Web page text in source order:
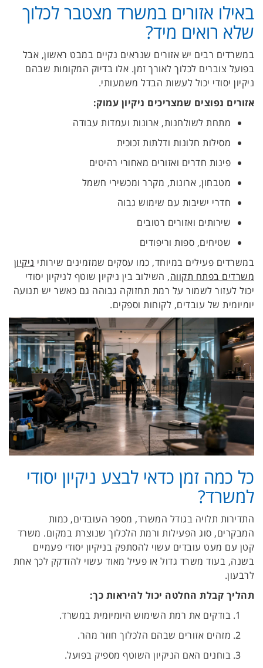
באילו אזורים במשרד מצטבר לכלוך
שלא רואים מיד?
במשרדים רבים יש אזורים שנראים נקיים במבט ראשון, אבל
בפועל צוברים לכלוך לאורך זמן. אלו בדיוק המקומות שבהם
ניקיון יסודי יכול לעשות הבדל משמעותי.
אזורים נפוצים שמצריכים ניקיון עמוק:
מתחת לשולחנות, ארונות ועמדות עבודה
מסילות חלונות ודלתות זכוכית
פינות חדרים ואזורים מאחורי רהיטים
מטבחון, ארונות, מקרר ומכשירי חשמל
חדרי ישיבות עם שימוש גבוה
שירותים ואזורים רטובים
שטיחים, ספות וריפודים
במשרדים פעילים במיוחד, כמו עסקים שמזמינים שירותי ניקיון
משרדים בפתח תקווה, השילוב בין ניקיון שוטף לניקיון יסודי
יכול לעזור לשמור על רמת תחזוקה גבוהה גם כאשר יש תנועה
יומיומית של עובדים, לקוחות וספקים.
כל כמה זמן כדאי לבצע ניקיון יסודי
למשרד?
התדירות תלויה בגודל המשרד, מספר העובדים, כמות
המבקרים, סוג הפעילות ורמת הלכלוך שנוצרת במקום. משרד
קטן עם מעט עובדים עשוי להסתפק בניקיון יסודי פעמיים
בשנה, בעוד משרד גדול או פעיל מאוד עשוי להזדקק לכך אחת
לרבעון.
תהליך קבלת החלטה יכול להיראות כך:
בודקים את רמת השימוש היומיומית במשרד.
מזהים אזורים שבהם הלכלוך חוזר מהר.
בוחנים האם הניקיון השוטף מספיק בפועל.